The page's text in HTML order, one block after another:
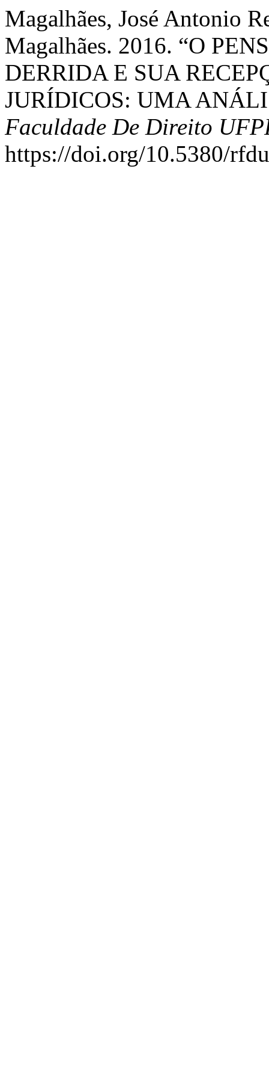
Magalhães, José Antonio
Magalhães. 2016. “O
DERRIDA E SUA
JURÍDICOS: UMA
Faculdade De Direito
https://doi.org/10.5380/